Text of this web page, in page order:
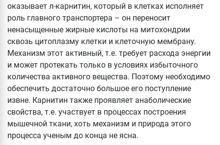
оказывает л-карнитин, который в клетках исполняет
роль главного транспортера – он переносит
ненасыщенные жирные кислоты на митохондрии
сквозь цитоплазму клетки и клеточную мембрану.
Механизм этот активный, т.е. требует расхода энергии
и может протекать только в условиях избыточного
количества активного вещества. Поэтому необходимо
обеспечить достаточно большое его поступление
извне. Карнитин также проявляет анаболические
свойства, т.е. участвует в процессах построения
мышечной ткани, хоть механизм и природа этого
процесса ученым до конца не ясна.